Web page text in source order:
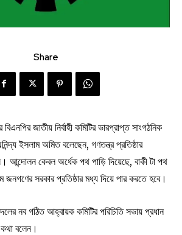
Share
জাতীয় নির্বাহী কমিটির ভারপ্রাপ্ত সাংগঠনিক
ইসলাম অমিত বলেছেন, গণতন্ত্র প্রতিষ্ঠার
আন্দোলন কেবল অর্ধেক পথ পাড়ি দিয়েছে, বাকী টা পথ
জনগণের সরকার প্রতিষ্ঠার মধ্য দিয়ে পার করতে হবে।
নব গঠিত আহ্বায়ক কমিটির পরিচিতি সভায় প্রধান
বলেন।